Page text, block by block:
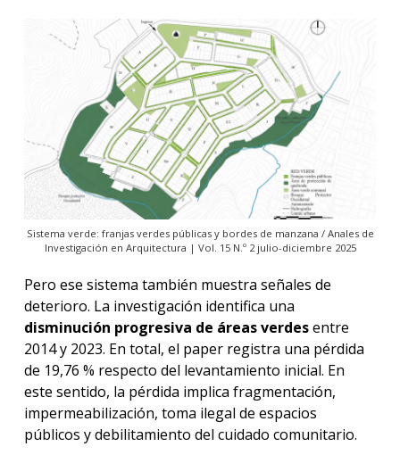
Sistema verde: franjas verdes públicas y bordes de manzana / Anales de
Investigación en Arquitectura | Vol. 15 N.º 2 julio-diciembre 2025
Pero ese sistema también muestra señales de
deterioro. La investigación identifica una
disminución progresiva de áreas verdesentre
2014 y 2023. En total, el paper registra una pérdida
de 19,76 % respecto del levantamiento inicial. En
este sentido, la pérdida implica fragmentación,
impermeabilización, toma ilegal de espacios
públicos y debilitamiento del cuidado comunitario.